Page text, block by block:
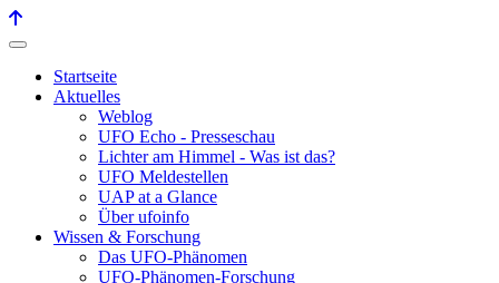
Startseite
Aktuelles
Weblog
UFO Echo - Presseschau
Lichter am Himmel - Was ist das?
UFO Meldestellen
UAP at a Glance
Über ufoinfo
Wissen & Forschung
Das UFO-Phänomen
UFO-Phänomen-Forschung